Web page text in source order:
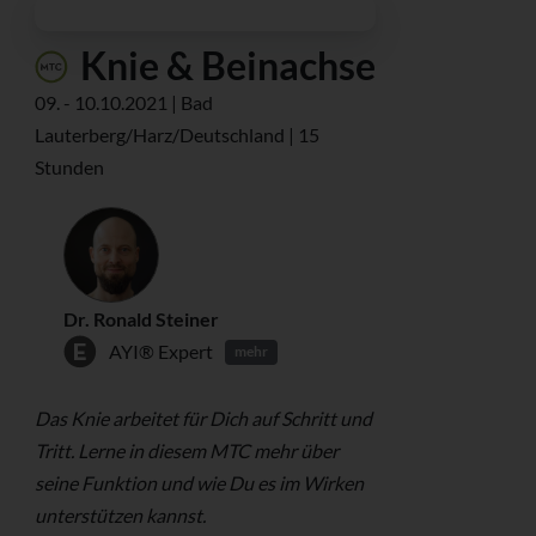
Knie & Beinachse
09. - 10.10.2021 | Bad
Lauterberg/Harz/Deutschland | 15
Stunden
Dr. Ronald Steiner
AYI® Expert
mehr
Das Knie arbeitet für Dich auf Schritt und
Tritt. Lerne in diesem MTC mehr über
seine Funktion und wie Du es im Wirken
unterstützen kannst.